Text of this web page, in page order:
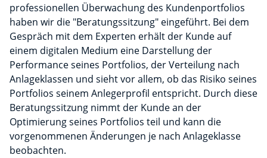
professionellen Überwachung des Kundenportfolios
haben wir die "Beratungssitzung" eingeführt. Bei dem
Gespräch mit dem Experten erhält der Kunde auf
einem digitalen Medium eine Darstellung der
Performance seines Portfolios, der Verteilung nach
Anlageklassen und sieht vor allem, ob das Risiko seines
Portfolios seinem Anlegerprofil entspricht. Durch diese
Beratungssitzung nimmt der Kunde an der
Optimierung seines Portfolios teil und kann die
vorgenommenen Änderungen je nach Anlageklasse
beobachten.